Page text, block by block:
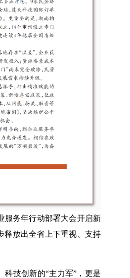
服务年行动部署大会开启新
释放出全省上下重视、支持
科技创新的“主力军”，更是